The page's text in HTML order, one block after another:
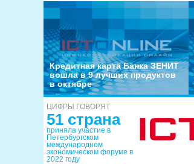
Кредитная карта Банка ЗЕНИТ
вошла в 9 лучших продуктов
в октябре
ЦИФРЫ ГОВОРЯТ
51 страна
приняла участие в
Петербургском
международном
экономическом форуме в
2022 году